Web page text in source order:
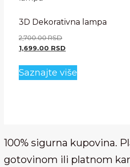
3D Dekorativna lampa
2,700.00RSDOriginalna
cena
bila:
2,700.00 RSD.
1,699.00 RSD
je:
1,699.00 RSD.
Saznajte više
100% sigurna kupovina.
gotovinom ili platnom